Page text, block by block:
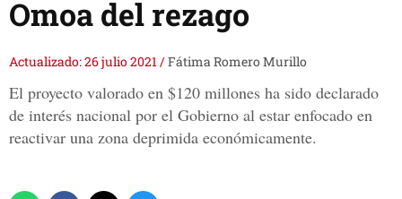
Omoa del rezago
Actualizado: 26 julio 2021/Fátima Romero Murillo
El proyecto valorado en $120 millones ha sido declarado
de interés nacional por el Gobierno al estar enfocado en
reactivar una zona deprimida económicamente.